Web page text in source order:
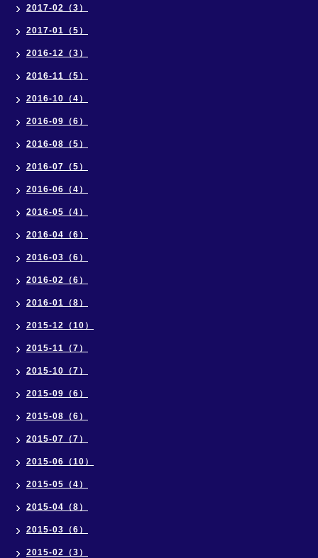
2017-02（3）
2017-01（5）
2016-12（3）
2016-11（5）
2016-10（4）
2016-09（6）
2016-08（5）
2016-07（5）
2016-06（4）
2016-05（4）
2016-04（6）
2016-03（6）
2016-02（6）
2016-01（8）
2015-12（10）
2015-11（7）
2015-10（7）
2015-09（6）
2015-08（6）
2015-07（7）
2015-06（10）
2015-05（4）
2015-04（8）
2015-03（6）
2015-02（3）